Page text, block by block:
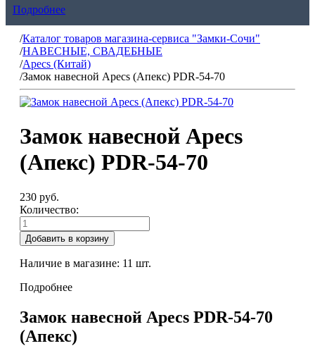
Подробнее
/Каталог товаров магазина-сервиса "Замки-Сочи"
/НАВЕСНЫЕ, СВАДЕБНЫЕ
/Apecs (Китай)
/Замок навесной Apecs (Апекс) PDR-54-70
Замок навесной Apecs
(Апекс) PDR-54-70
230 руб.
Количество:
Добавить в корзину
Наличие в магазине: 11 шт.
Подробнее
Замок навесной Apecs PDR-54-70
(Апекс)